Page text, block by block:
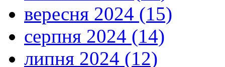
вересня 2024 (15)
серпня 2024 (14)
липня 2024 (12)